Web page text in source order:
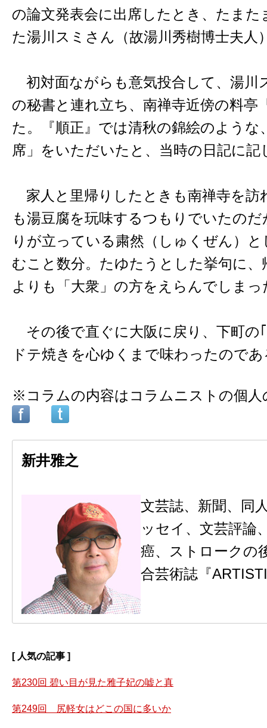
の論文発表会に出席したとき、たま
た湯川スミさん（故湯川秀樹博士夫人
初対面ながらも意気投合して、湯川
の秘書と連れ立ち、南禅寺近傍の料亭
た。『順正』では清秋の錦絵のような
席」をいただいたと、当時の日記に記
家人と里帰りしたときも南禅寺を訪
も湯豆腐を玩味するつもりでいたの
りが立っている粛然（しゅくぜん）
むこと数分。たゆたうとした挙句に
よりも「大衆」の方をえらんでしまっ
その後で直ぐに大阪に戻り、下町の
ドテ焼きを心ゆくまで味わったのであ
※コラムの内容はコラムニストの個人
新井雅之
文芸誌、新聞、同
ッセイ、文芸評論
癌、ストロークの
合芸術誌『
[ 人気の記事 ]
第230回 碧い目が見た雅子妃の嘘と真
第249回 尻軽女はどこの国に多いか